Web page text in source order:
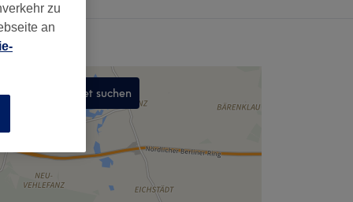
In diesem Gebiet suchen
zu
an